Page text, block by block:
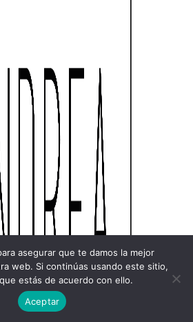
asegurar que te damos la mejor
web. Si continúas usando este sitio,
estás de acuerdo con ello.
Aceptar